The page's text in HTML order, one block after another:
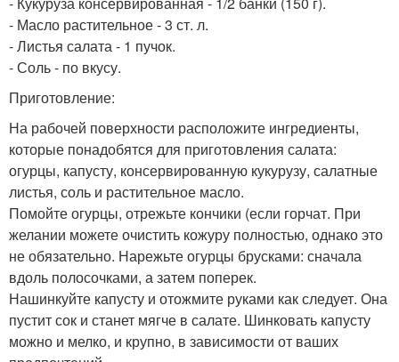
- Масло растительное - 3 ст. л.
- Листья салата - 1 пучок.
- Соль - по вкусу.
Приготовление:
На рабочей поверхности расположите ингредиенты,
которые понадобятся для приготовления салата:
огурцы, капусту, консервированную кукурузу, салатные
листья, соль и растительное масло.
Помойте огурцы, отрежьте кончики (если горчат. При
желании можете очистить кожуру полностью, однако это
не обязательно. Нарежьте огурцы брусками: сначала
вдоль полосочками, а затем поперек.
Нашинкуйте капусту и отожмите руками как следует. Она
пустит сок и станет мягче в салате. Шинковать капусту
можно и мелко, и крупно, в зависимости от ваших